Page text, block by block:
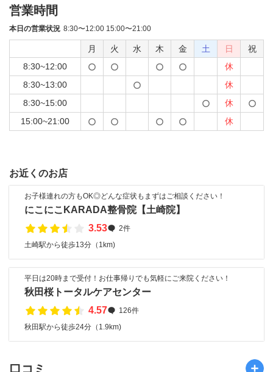
営業時間
本日の営業状況 8:30〜12:00 15:00〜21:00
月 火 水 木 金 土 日
祝
8:30~12:00
休
8:30~13:00
休
8:30~15:00
休
15:00~21:00
休
お近くのお店
お子様連れの方もOK◎どんな症状もまずはご相談ください！
にこにこKARADA整骨院【土崎院】
3.53
2件
土崎駅から徒歩13分（1km)
平日は20時まで受付！お仕事帰りでも気軽にご来院ください！
秋田桜トータルケアセンター
4.57
126件
秋田駅から徒歩24分（1.9km)
口コミ